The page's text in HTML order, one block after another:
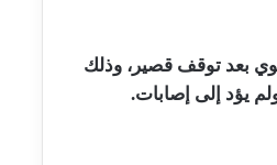
بعد توقف قصير، وذلك
يؤد إلى إصابات.